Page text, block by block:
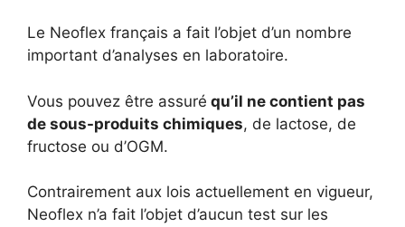
Le Neoflex français a fait l’objet d’un nombre
important d’analyses en laboratoire.
Vous pouvez être assuré qu’il ne contient pas
de sous-produits chimiques, de lactose, de
fructose ou d’OGM.
Contrairement aux lois actuellement en vigueur,
Neoflex n’a fait l’objet d’aucun test sur les